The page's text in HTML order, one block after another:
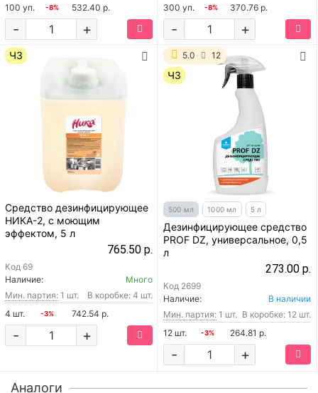
100 уп.
-8% 532.40 р.
+
-
300 уп.
-8% 370.76 р.
+
-
ЧЗ
Средство дезинфицирующее
НИКА-2, с моющим
эффектом, 5 л
765.50 р.
Код 69
Наличие:
Много
Мин. партия: 1 шт.
В коробке: 4 шт.
4 шт.
-3% 742.54 р.
+
-
5.0 12
ЧЗ
500 мл 1000 мл 5 л
Дезинфицирующее средство
PROF DZ, универсальное, 0,5
л
273.00 р.
Код 2699
Наличие:
В наличии
Мин. партия: 1 шт. В коробке: 12 шт.
12 шт.
-3% 264.81 р.
+
-
Аналоги